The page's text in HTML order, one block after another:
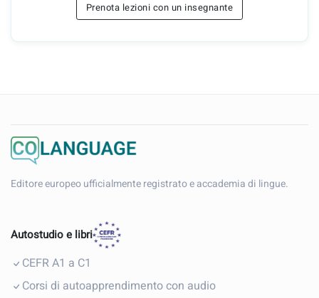
Prenota lezioni con un insegnante
Editore europeo ufficialmente registrato e accademia di lingue.
Autostudio e libri
CEFR A1 a C1
Corsi di autoapprendimento con audio